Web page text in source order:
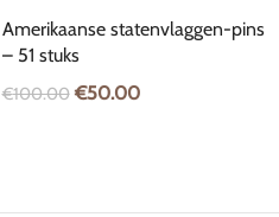
Amerikaanse statenvlaggen-pins
– 51 stuks
€100.00 €50.00